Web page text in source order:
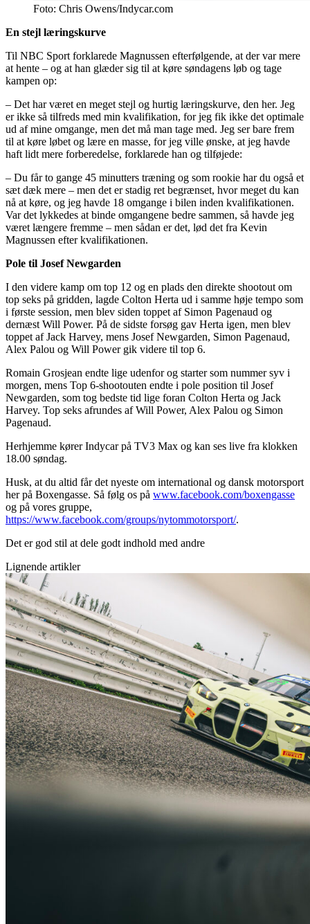
Foto: Chris Owens/Indycar.com
En stejl læringskurve
Til NBC Sport forklarede Magnussen efterfølgende, at der var mere
at hente – og at han glæder sig til at køre søndagens løb og tage
kampen op:
– Det har været en meget stejl og hurtig læringskurve, den her. Jeg
er ikke så tilfreds med min kvalifikation, for jeg fik ikke det optimale
ud af mine omgange, men det må man tage med. Jeg ser bare frem
til at køre løbet og lære en masse, for jeg ville ønske, at jeg havde
haft lidt mere forberedelse, forklarede han og tilføjede:
– Du får to gange 45 minutters træning og som rookie har du også et
sæt dæk mere – men det er stadig ret begrænset, hvor meget du kan
nå at køre, og jeg havde 18 omgange i bilen inden kvalifikationen.
Var det lykkedes at binde omgangene bedre sammen, så havde jeg
været længere fremme – men sådan er det, lød det fra Kevin
Magnussen efter kvalifikationen.
Pole til Josef Newgarden
I den videre kamp om top 12 og en plads den direkte shootout om
top seks på gridden, lagde Colton Herta ud i samme høje tempo som
i første session, men blev siden toppet af Simon Pagenaud og
dernæst Will Power. På de sidste forsøg gav Herta igen, men blev
toppet af Jack Harvey, mens Josef Newgarden, Simon Pagenaud,
Alex Palou og Will Power gik videre til top 6.
Romain Grosjean endte lige udenfor og starter som nummer syv i
morgen, mens Top 6-shootouten endte i pole position til Josef
Newgarden, som tog bedste tid lige foran Colton Herta og Jack
Harvey. Top seks afrundes af Will Power, Alex Palou og Simon
Pagenaud.
Herhjemme kører Indycar på TV3 Max og kan ses live fra klokken
18.00 søndag.
Husk, at du altid får det nyeste om international og dansk motorsport
her på Boxengasse. Så følg os på www.facebook.com/boxengasse
og på vores gruppe,
https://www.facebook.com/groups/nytommotorsport/.
Det er god stil at dele godt indhold med andre
Lignende artikler